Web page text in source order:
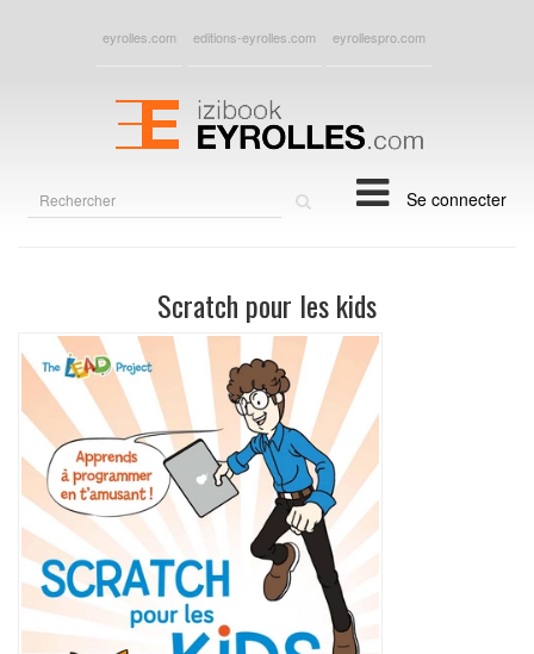
eyrolles.com editions-eyrolles.com eyrollespro.com
Se connecter
Scratch pour les kids